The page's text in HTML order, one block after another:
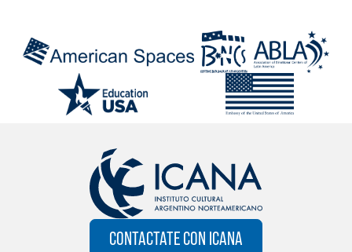
CONTACTATE CON ICANA